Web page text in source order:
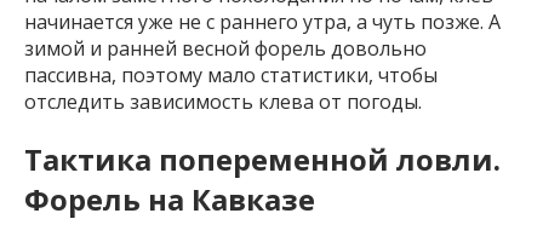
начинается уже не с раннего утра, а чуть позже. А
зимой и ранней весной форель довольно
пассивна, поэтому мало статистики, чтобы
отследить зависимость клева от погоды.
Тактика попеременной ловли.
Форель на Кавказе